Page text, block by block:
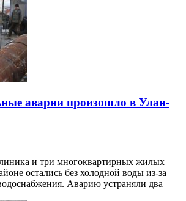
аварии произошло в Улан-
и три многоквартирных жилых
остались без холодной воды из-за
Аварию устраняли два